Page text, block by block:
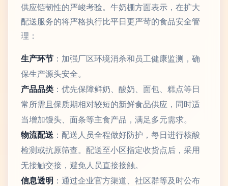
供应链韧性的严峻考验。牛奶棚方面表示，在扩大
配送服务的将严格执行比平日更严苛的食品安全管
理：
生产环节 ：加强厂区环境消杀和员工健康监测，确
保生产源头安全。
产品品类 ：优先保障鲜奶、酸奶、面包、糕点等日
常所需且保质期相对较短的新鲜食品供应，同时适
当增加馒头、面条等主食产品，满足多元需求。
物流配送 ：配送人员全程做好防护，每日进行核酸
检测或抗原筛查。配送至小区指定收货点后，采用
无接触交接，避免人员直接接触。
信息透明 ：通过企业官方渠道、社区群等及时公布